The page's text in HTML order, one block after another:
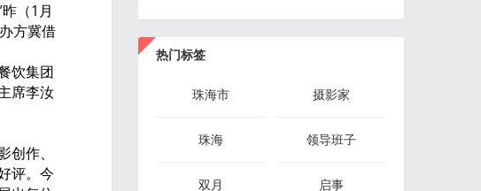
（1月
方冀借
饮集团
席李汝
作、
评。今
热门标签
珠海市 摄影家
珠海 领导班子
双月 启事